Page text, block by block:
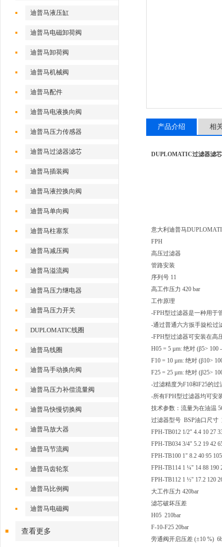
迪普马液压缸
迪普马电磁卸荷阀
迪普马卸荷阀
迪普马机械阀
迪普马配件
迪普马电液换向阀
迪普马压力传感器
迪普马过滤器滤芯
迪普马插装阀
迪普马液控换向阀
迪普马单向阀
迪普马柱塞泵
迪普马减压阀
迪普马溢流阀
迪普马压力继电器
迪普马压力开关
DUPLOMATIC线圈
迪普马线圈
迪普马手动换向阀
迪普马压力补偿流量阀
迪普马快慢切换阀
迪普马放大器
迪普马节流阀
迪普马齿轮泵
迪普马比例阀
迪普马电磁阀
查看更多
产品介绍 相
DUPLOMATIC过滤器滤芯
意大利迪普马
FPH
高压过滤器
管路安装
序列号 11
高工作压力 420 bar
工作原理
-FPH型过滤器是一种用于
-通过普通六方扳手旋松过
-FPH型过滤器可安装在高
H05 = 5 µm: 绝对 (β5> 100
F10 = 10 µm: 绝对 (β10>
F25 = 25 µm: 绝对 (β25>
-过滤精度为F10和F25的
-所有FPH型过滤器均可安
技术参数：流量为在油温
过滤器型号 BSP油口尺
FPH-TB012 1/2" 4.4 10 27
FPH-TB034 3/4" 5.2 19 42
FPH-TB100 1" 8.2 40 95 105
FPH-TB114 1 ¼" 14 88 190
FPH-TB112 1 ½" 17.2 120
大工作压力 420bar
滤芯破坏压差
H05 210bar
F-10-F25 20bar
旁通阀开启压差 (±10 %)